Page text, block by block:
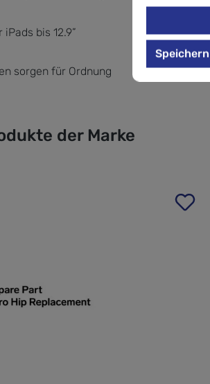
bis 12.9”
sorgen für Ordnung
der Marke
Speichern